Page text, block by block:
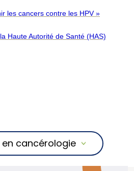
les cancers contre les HPV »
Haute Autorité de Santé (HAS)
cancérologie